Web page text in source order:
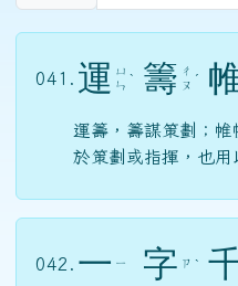
041. 運 ㄩ
ㄣ ˋ 籌 ㄔ
ㄡ ˊ
運籌，籌謀策劃；
於策劃或指揮，也用
042. 一 ㄧ 字 ㄗ ˋ